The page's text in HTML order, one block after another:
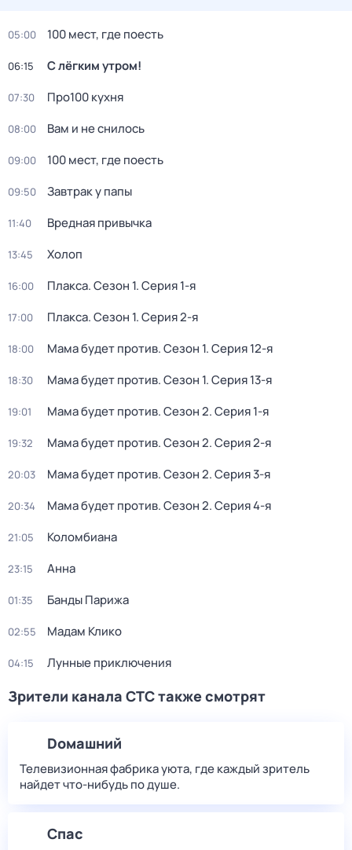
05:00 100 мест, где поесть
06:15 С лёгким утром!
07:30 Про100 кухня
08:00 Вам и не снилось
09:00 100 мест, где поесть
09:50 Завтрак у папы
11:40 Вредная привычка
13:45 Холоп
16:00 Плакса. Сезон 1. Серия 1-я
17:00 Плакса. Сезон 1. Серия 2-я
18:00 Мама будет против. Сезон 1. Серия 12-я
18:30 Мама будет против. Сезон 1. Серия 13-я
19:01 Мама будет против. Сезон 2. Серия 1-я
19:32 Мама будет против. Сезон 2. Серия 2-я
20:03 Мама будет против. Сезон 2. Серия 3-я
20:34 Мама будет против. Сезон 2. Серия 4-я
21:05 Коломбиана
23:15 Анна
01:35 Банды Парижа
02:55 Мадам Клико
04:15 Лунные приключения
Зрители канала СТС также смотрят
Dомашний
Телевизионная фабрика уюта, где каждый зритель
найдет что‑нибудь по душе.
Спас